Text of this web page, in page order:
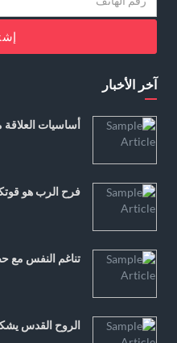
آخر الأخبار
أساسيات
فرح الرب هو
تناغم النفس مع
الروح القدس